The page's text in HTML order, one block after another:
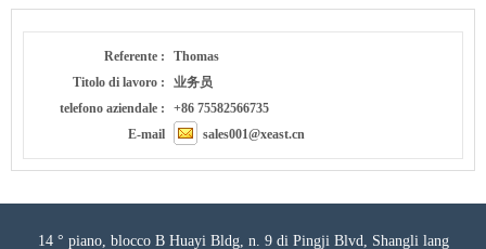
Referente :
Thomas
Titolo di lavoro :
业务员
telefono aziendale :
+86 75582566735
E-mail
sales001@xeast.cn
14 ° piano, blocco B Huayi Bldg, n. 9 di Pingji Blvd, Shangli lang